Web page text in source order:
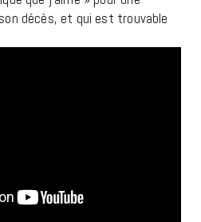
décès, et qui est trouvable